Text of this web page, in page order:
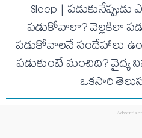
Sleep |
పడుకోవాలా? వెల్లకిలా
పడుకోవాలనే సందేహాలు
పడుకుంటే మంచిది? వైద్య
ఒకసారి